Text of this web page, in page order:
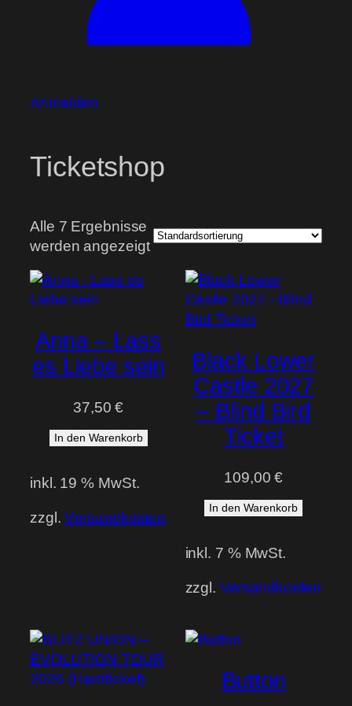
Anmelden
Ticketshop
Alle 7 Ergebnisse
werden angezeigt
Anna – Lass
es Liebe sein
37,50€
In den Warenkorb
inkl. 19 % MwSt.
zzgl.Versandkosten
Black Lower
Castle 2027
– Blind Bird
Ticket
109,00€
In den Warenkorb
inkl. 7 % MwSt.
zzgl. Versandkosten
Button